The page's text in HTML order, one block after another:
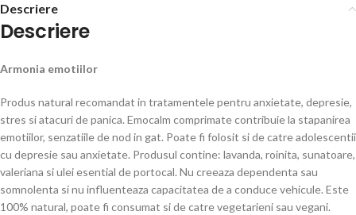
Descriere
Descriere
Armonia emotiilor
Produs natural recomandat in tratamentele pentru anxietate, depresie,
stres si atacuri de panica. Emocalm comprimate contribuie la stapanirea
emotiilor, senzatiile de nod in gat. Poate fi folosit si de catre adolescentii
cu depresie sau anxietate. Produsul contine: lavanda, roinita, sunatoare,
valeriana si ulei esential de portocal. Nu creeaza dependenta sau
somnolenta si nu influenteaza capacitatea de a conduce vehicule. Este
100% natural, poate fi consumat si de catre vegetarieni sau vegani.